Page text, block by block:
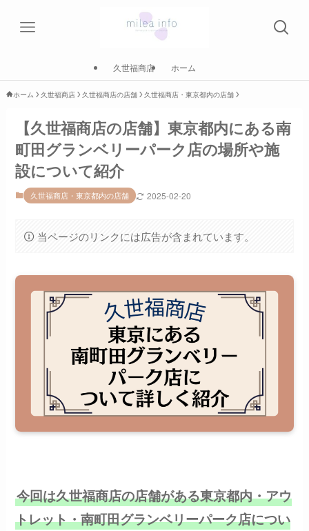
久世福商店 ホーム
ホーム 久世福商店 久世福商店の店舗 久世福商店・東京都内の店舗
【久世福商店の店舗】東京都内にある南
町田グランベリーパーク店の場所や施
設について紹介
久世福商店・東京都内の店舗 2025-02-20
当ページのリンクには広告が含まれています。
今回は久世福商店の店舗がある東京都内・アウ
トレット・南町田グランベリーパーク店につい